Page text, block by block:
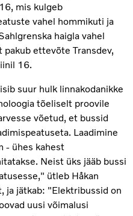
mis kulgeb
vahel hommikuti ja
haigla vahel
pakub ettevõte Transdev,
16.
suur hulk linnakodanikke
tõeliselt proovile
võetud, et bussid
Laadimine
- ühes kahest
Neist üks jääb bussi
ütleb Håkan
ja jätkab: "Elektribussid on
uusi võimalusi